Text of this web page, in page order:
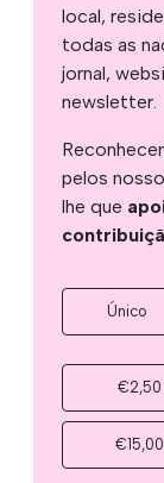
local,
todas as
jornal,
newsletter.
pelos
lhe que
Único
€2,50